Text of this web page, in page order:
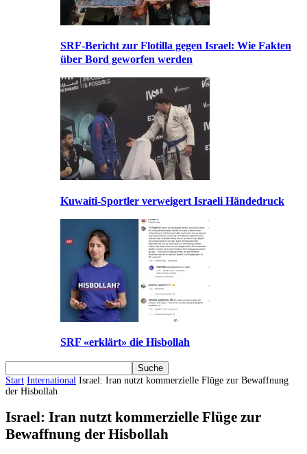
SRF-Bericht zur Flotilla gegen Israel: Wie Fakten
über Bord geworfen werden
Kuwaiti-Sportler verweigert Israeli Händedruck
SRF «erklärt» die Hisbollah
Start International Israel: Iran nutzt kommerzielle Flüge zur Bewaffnung
der Hisbollah
Israel: Iran nutzt kommerzielle Flüge zur
Bewaffnung der Hisbollah